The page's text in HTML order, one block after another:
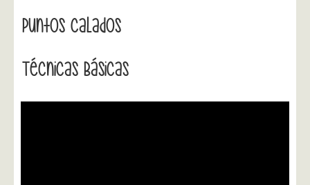
Puntos Calados
Técnicas Básicas